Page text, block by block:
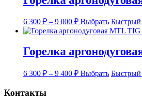
–
450 ₽
можно
выбрать
товара.
6 300 ₽ – 9 000 ₽Диапазон
цен:
6
–
000 ₽
Выбрать Этот
товар
имеет
можно
Быстрый
Горелка
6 300 ₽ – 9 400 ₽Диапазон
Выбрать Этот
товар
Быстрый
Контакты